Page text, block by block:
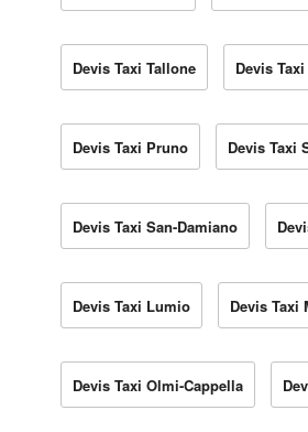
Devis Taxi Tallone Devis
Devis Taxi Pruno Devis Taxi
Devis Taxi San-Damiano
Devis Taxi Lumio Devis Taxi
Devis Taxi Olmi-Cappella